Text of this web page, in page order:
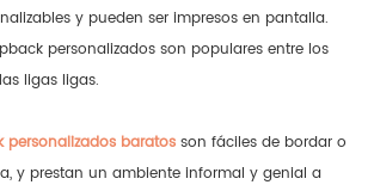
y pueden ser impresos en pantalla.
personalizados son populares entre los
ligas ligas.
personalizados baratos son fáciles de bordar o
y prestan un ambiente informal y genial a